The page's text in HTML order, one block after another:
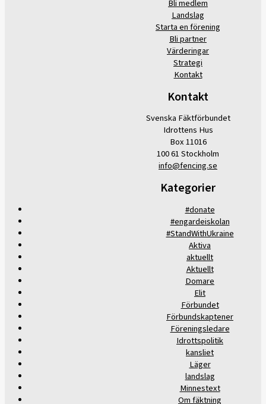
Bli medlem
Landslag
Starta en förening
Bli partner
Värderingar
Strategi
Kontakt
Kontakt
Svenska Fäktförbundet
Idrottens Hus
Box 11016
100 61 Stockholm
info@fencing.se
Kategorier
#donate
#engardeiskolan
#StandWithUkraine
Aktiva
aktuellt
Aktuellt
Domare
Elit
Förbundet
Förbundskaptener
Föreningsledare
Idrottspolitik
kansliet
Läger
landslag
Minnestext
Om fäktning